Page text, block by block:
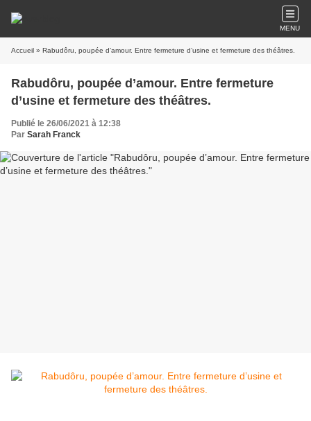
MENU
Accueil » Rabudôru, poupée d’amour. Entre fermeture d’usine et fermeture des théâtres.
Rabudôru, poupée d’amour. Entre fermeture
d’usine et fermeture des théâtres.
Publié le 26/06/2021 à 12:38
Par Sarah Franck